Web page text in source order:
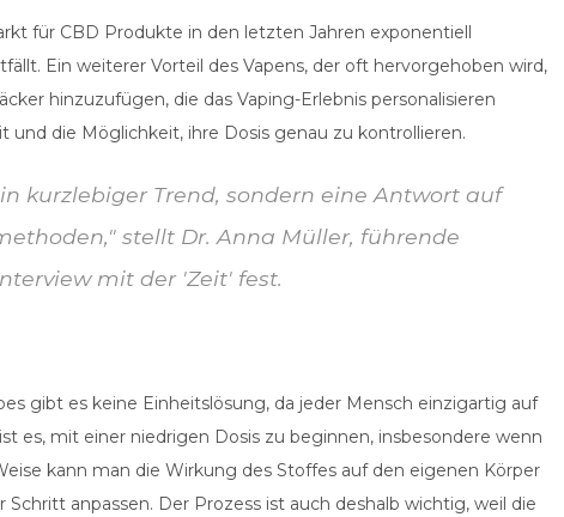
für CBD Produkte in den letzten Jahren exponentiell
Ein weiterer Vorteil des Vapens, der oft hervorgehoben wird,
hinzuzufügen, die das Vaping-Erlebnis personalisieren
und die Möglichkeit, ihre Dosis genau zu kontrollieren.
kurzlebiger Trend, sondern eine Antwort auf
stellt Dr. Anna Müller, führende
mit der 'Zeit' fest.
gibt es keine Einheitslösung, da jeder Mensch einzigartig auf
es, mit einer niedrigen Dosis zu beginnen, insbesondere wenn
kann man die Wirkung des Stoffes auf den eigenen Körper
anpassen. Der Prozess ist auch deshalb wichtig, weil die